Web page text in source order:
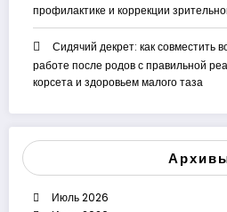
профилактике и коррекции
Сидячий декрет: как совместить
работе после родов с правильной
корсета и здоровьем малого таза
Июль 2026